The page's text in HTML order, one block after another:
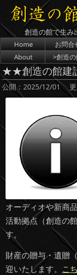
創造の館で生み
コンテンツへスキッ
Home お問合
About
>創造
★★創造の館建
公開： 2025/12/01更
オーディオや新商
活動拠点（創造の
す。
財産の贈与・遺贈
迎いたします。 こ